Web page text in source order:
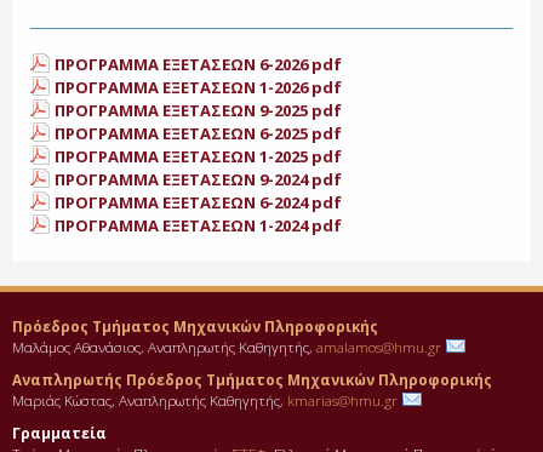
ΠΡΟΓΡΑΜΜΑ ΕΞΕΤΑΣΕΩΝ 6-2026 pdf
ΠΡΟΓΡΑΜΜΑ ΕΞΕΤΑΣΕΩΝ 1-2026 pdf
ΠΡΟΓΡΑΜΜΑ ΕΞΕΤΑΣΕΩΝ 9-2025 pdf
ΠΡΟΓΡΑΜΜΑ ΕΞΕΤΑΣΕΩΝ 6-2025 pdf
ΠΡΟΓΡΑΜΜΑ ΕΞΕΤΑΣΕΩΝ 1-2025 pdf
ΠΡΟΓΡΑΜΜΑ ΕΞΕΤΑΣΕΩΝ 9-2024 pdf
ΠΡΟΓΡΑΜΜΑ ΕΞΕΤΑΣΕΩΝ 6-2024 pdf
ΠΡΟΓΡΑΜΜΑ ΕΞΕΤΑΣΕΩΝ 1-2024 pdf
Πρόεδρος Τμήματος Μηχανικών Πληροφορικής
Μαλάμος Αθανάσιος, Αναπληρωτής Καθηγητής, amalamos@hmu.gr
Αναπληρωτής Πρόεδρος Τμήματος Μηχανικών Πληροφορικής
Μαριάς Κώστας, Αναπληρωτής Καθηγητής, kmarias@hmu.gr
Γραμματεία